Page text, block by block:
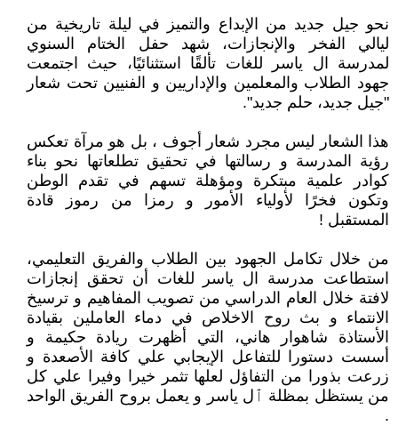
نحو جيل جديد من الإبداع والتميز في ليلة تاريخية من
ليالي الفخر والإنجازات، شهد حفل الختام السنوي
لمدرسة ال ياسر للغات تألقًا استثنائيًا، حيث اجتمعت
جهود الطلاب والمعلمين والإداريين و الفنيين تحت شعار
"جيل جديد، حلم جديد".
هذا الشعار ليس مجرد شعار أجوف ، بل هو مرآة تعكس
رؤية المدرسة و رسالتها في تحقيق تطلعاتها نحو بناء
كوادر علمية مبتكرة ومؤهلة تسهم في تقدم الوطن
وتكون فخرًا لأولياء الأمور و رمزا من رموز قادة
المستقبل !
من خلال تكامل الجهود بين الطلاب والفريق التعليمي،
استطاعت مدرسة ال ياسر للغات أن تحقق إنجازات
لافتة خلال العام الدراسي من تصويب المفاهيم و ترسيخ
الانتماء و بث روح الاخلاص في دماء العاملين بقيادة
الأستاذة شاهوار هاني، التي أظهرت ريادة حكيمة و
أسست دستورا للتفاعل الإيجابي علي كافة الأصعدة و
زرعت بذورا من التفاؤل لعلها تثمر خيرا وفيرا علي كل
من يستظل بمظلة ٱل ياسر و يعمل بروح الفريق الواحد
.